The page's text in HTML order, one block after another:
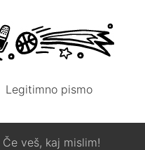
Legitimno pismo
Če veš, kaj mislim!